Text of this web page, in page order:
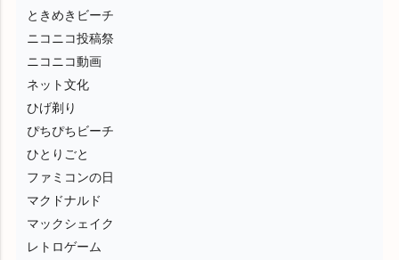
ときめきビーチ
ニコニコ投稿祭
ニコニコ動画
ネット文化
ひげ剃り
ぴちぴちビーチ
ひとりごと
ファミコンの日
マクドナルド
マックシェイク
レトロゲーム